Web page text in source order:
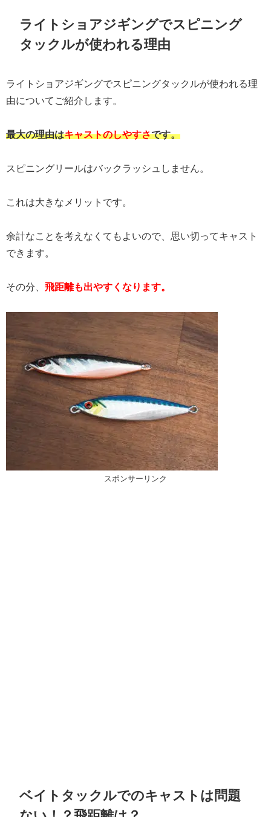
ライトショアジギングでスピニング
タックルが使われる理由
ライトショアジギングでスピニングタックルが使われる理
由についてご紹介します。
最大の理由はキャストのしやすさです。
スピニングリールはバックラッシュしません。
これは大きなメリットです。
余計なことを考えなくてもよいので、思い切ってキャスト
できます。
その分、 飛距離も出やすくなります。
スポンサーリンク
ベイトタックルでのキャストは問題